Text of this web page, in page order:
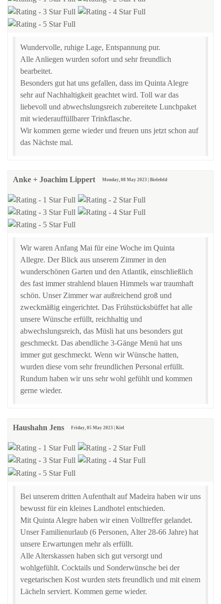
Wundervolle, ruhige Lage, Entspannung pur.
Alle Anliegen wurden sofort und sehr freundlich
bearbeitet.
Besonders gut hat uns gefallen, dass im Quinta Alegre
sehr auf Nachhaltigkeit geachtet wird. Toll war das
liebevoll und abwechslungsreich zubereitete Lunchpaket
mit wiederauffüllbarer Trinkflasche.
Wir kommen gerne wieder und freuen uns jetzt schon auf
das Nächste mal.
Anke + Joachim Lippert Monday, 08 May 2023 | Bielefeld
Wir waren Anfang Mai für eine Woche im Quinta
Allegre. Der Blick aus unserem Zimmer in den
wunderschönen Garten und den Atlantik, einschließlich
des fast immer strahlend blauen Himmels war traumhaft
schön. Unser Zimmer war außreichend groß und
zweckmäßig eingerichtet. Das Frühstücksbüffet hat alle
unsere Wünsche erfüllt, reichhaltig und
abwechslungsreich, das Müsli hat uns besonders gut
geschmeckt. Das abendliche 3-Gänge Menü hat uns
immer gut geschmeckt. Wenn wir Wünsche hatten,
wurden diese vom sehr freundlichen Personal erfüllt.
Rundum haben wir uns sehr wohl gefühlt und kommen
gerne wieder.
Haushahn Jens Friday, 05 May 2023 | Kiel
Bei unserem dritten Aufenthalt auf Madeira haben wir uns
bewusst für ein kleines Landhotel entschieden.
Mit Quinta Alegre haben wir einen Volltreffer gelandet.
Unser Familienurlaub (6 Personen, Alter 28-66 Jahre) hat
unsere Erwartungen mehr als erfüllt.
Alle Alterskassen haben sich gut versorgt und
wohlgefühlt. Cocktails und Sonderwünsche bei der
vegetarischen Kost wurden stets freundlich und mit einem
Lächeln serviert. Kommen gerne wieder.